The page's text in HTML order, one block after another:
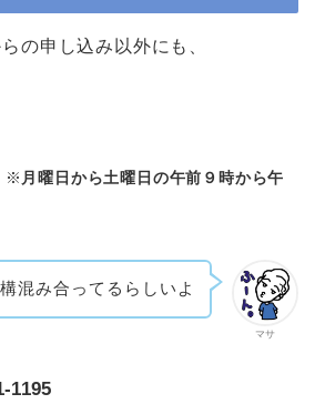
の申し込み以外にも、
※ 月曜日から土曜日の午前９時から午
マサ
混み合ってるらしいよ
1195